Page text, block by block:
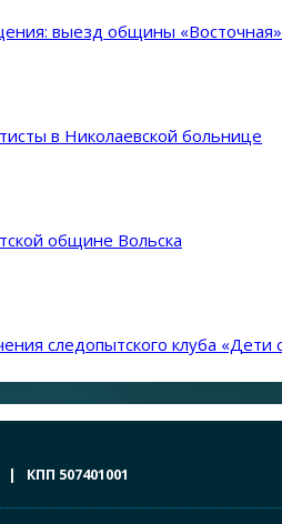
выезд общины
в Николаевской больнице
общине Вольска
следопытского клуба «Дети
| КПП 507401001